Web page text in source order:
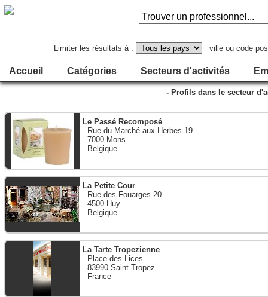
Limiter les résultats à : ville ou code
Accueil Catégories Secteurs d'activités
- Profils dans le secteur
Le Passé Recomposé
Rue du Marché aux Herbes 19
7000 Mons
Belgique
La Petite Cour
Rue des Fouarges 20
4500 Huy
Belgique
La Tarte Tropezienne
Place des Lices
83990 Saint Tropez
France